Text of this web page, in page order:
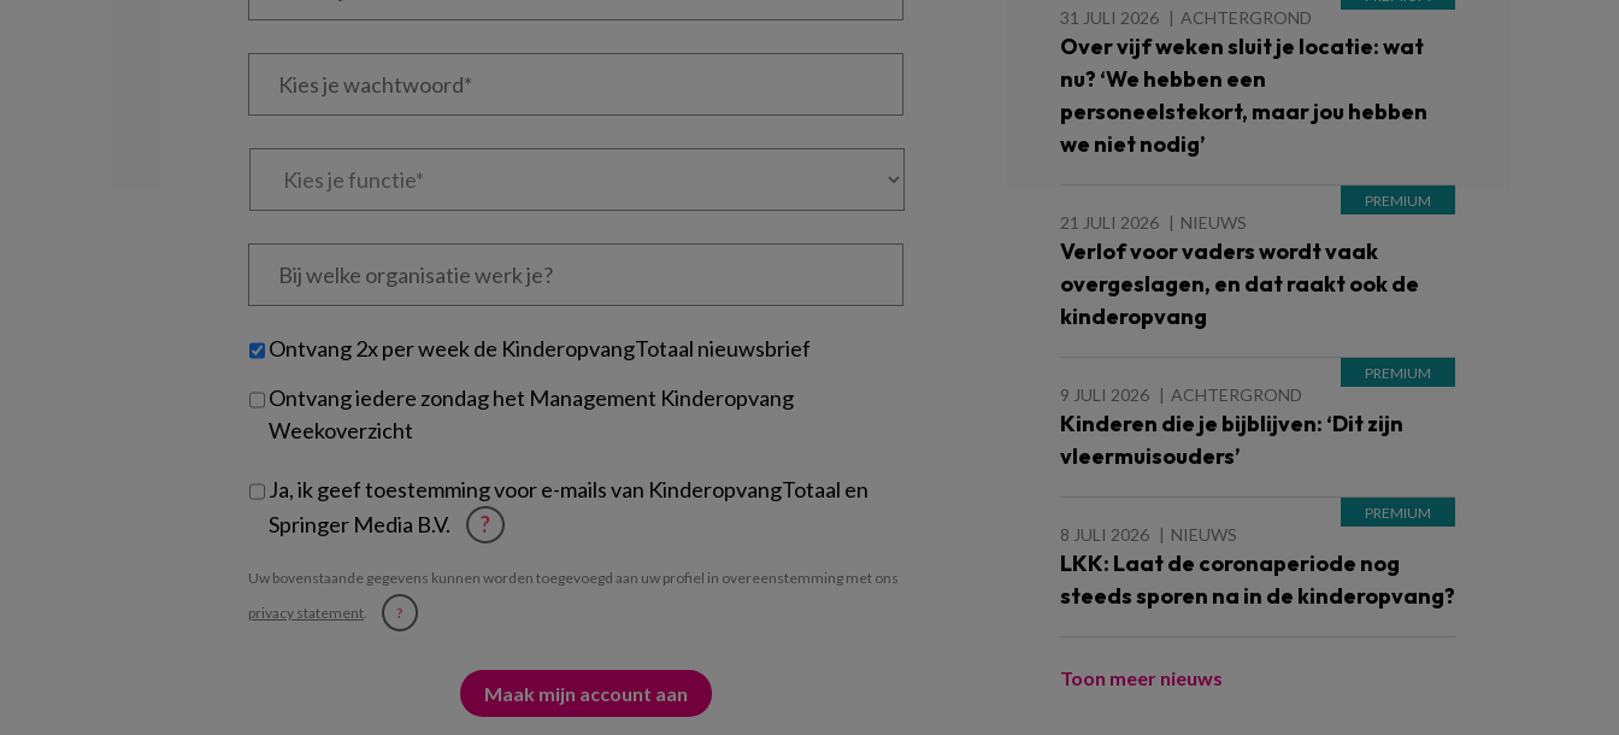
Kies
Kies
Bij
welke
je?
Untitled
Ontvang 2x per week de KinderopvangTotaal nieuwsbrief
Ontvang iedere zondag het Management Kinderopvang
Weekoverzicht
Ja, ik geef toestemming voor e-mails van KinderopvangTotaal en
Springer Media B.V.
?
Uw bovenstaande gegevens kunnen worden toegevoegd aan uw profiel in overeenstemming met ons
privacy statement. ?
31 JULI 2026 ACHTERGROND
Over vijf weken sluit je locatie: wat
nu? ‘We hebben een
personeelstekort, maar jou hebben
we niet nodig’
21 JULI 2026 NIEUWS
Verlof voor vaders wordt vaak
overgeslagen, en dat raakt ook de
kinderopvang
9 JULI 2026 ACHTERGROND
Kinderen die je bijblijven: ‘Dit zijn
vleermuisouders’
8 JULI 2026 NIEUWS
LKK: Laat de coronaperiode nog
steeds sporen na in de kinderopvang?
Toon meer nieuws